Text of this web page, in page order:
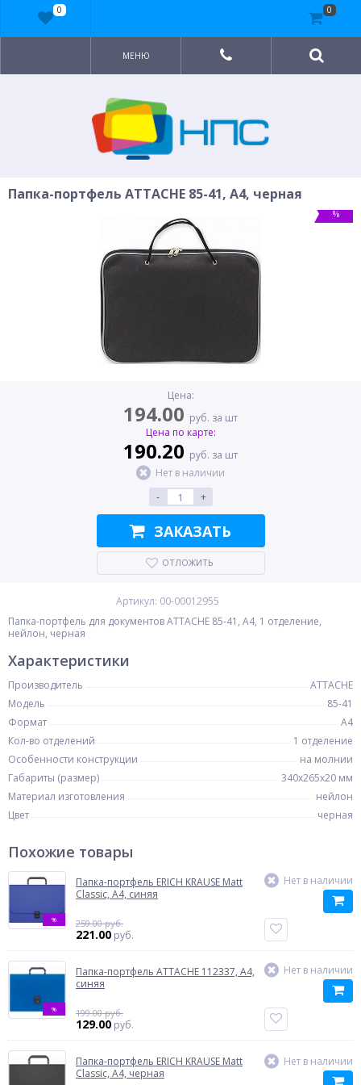
МЕНЮ
Папка-портфель ATTACHE 85-41, A4, черная
%
Цена:
194.00 руб. за шт
Цена по карте:
190.20 руб. за шт
Нет в наличии
-
+
ЗАКАЗАТЬ
ОТЛОЖИТЬ
Артикул: 00-00012955
Папка-портфель для документов ATTACHE 85-41, A4, 1 отделение,
нейлон, черная
Характеристики
Производитель
ATTACHE
Модель
85-41
Формат
A4
Кол-во отделений
1 отделение
Особенности конструкции
на молнии
Габариты (размер)
340x265x20 мм
Материал изготовления
нейлон
Цвет
черная
Похожие товары
%
Папка-портфель ERICH KRAUSE Matt
Classic, A4, синяя
259.00 руб.
221.00 руб.
Нет в наличии
%
Папка-портфель ATTACHE 112337, A4,
синяя
199.00 руб.
129.00 руб.
Нет в наличии
Папка-портфель ERICH KRAUSE Matt
Classic, A4, черная
Нет в наличии
0 0